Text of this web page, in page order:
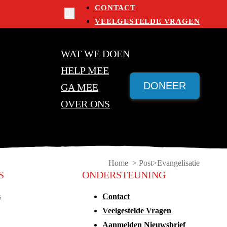
CONTACT
VEELGESTELDE VRAGEN
WAT WE DOEN
HELP MEE
GA MEE
OVER ONS
DONEER
Home > Post Evangelisatie
ONDERSTEUNING
Contact
Veelgestelde Vragen
Aanmelden Nieuwsbrief